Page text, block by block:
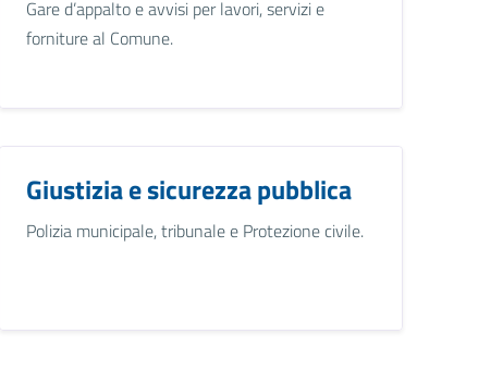
Gare d’appalto e avvisi per lavori, servizi e
forniture al Comune.
Giustizia e sicurezza pubblica
Polizia municipale, tribunale e Protezione civile.